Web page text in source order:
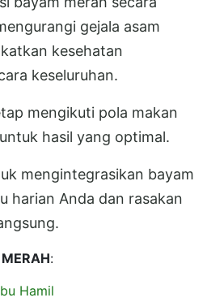
gejala asam
kesehatan
keseluruhan.
mengikuti pola makan
hasil yang optimal.
mengintegrasikan bayam
harian Anda dan rasakan
:
Hamil